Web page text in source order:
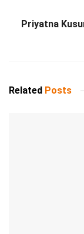
Priyatna
Related Posts